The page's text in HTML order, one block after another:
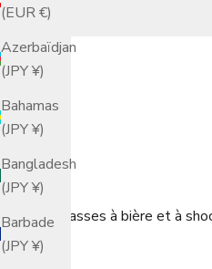
(EUR €)
Azerbaïdjan
(JPY ¥)
Bahamas
(JPY ¥)
Bangladesh
(JPY ¥)
Barbade
(JPY ¥)
Tasses à bière et à